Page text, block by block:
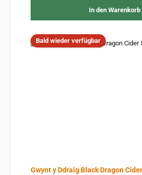
In den Warenkorb
Bald wieder verfügbar
Gwynt y Ddraig Black Dragon